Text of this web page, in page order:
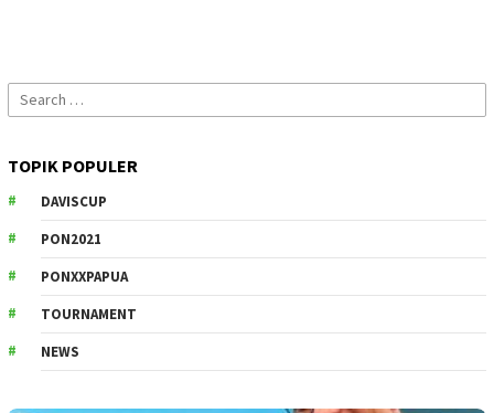
Search
for:
TOPIK POPULER
DAVISCUP
PON2021
PONXXPAPUA
TOURNAMENT
NEWS